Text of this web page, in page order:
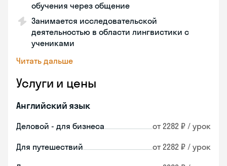
обучения через общение
Занимается исследовательской
деятельностью в области лингвистики с
учениками
Читать дальше
Услуги и цены
Английский язык
Деловой - для бизнеса от 2282 ₽ / урок
Для путешествий от 2282 ₽ / урок